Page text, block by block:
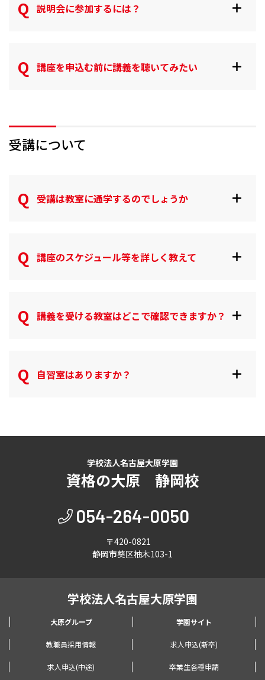
説明会に参加するには？
講座を申込む前に講義を聴いてみたい
受講について
受講は教室に通学するのでしょうか
講座のスケジュール等を詳しく教えて
講義を受ける教室はどこで確認できますか？
自習室はありますか？
学校法人名古屋大原学園
資格の大原 静岡校
054-264-0050
〒420-0821
静岡市葵区柚木103-1
学校法人名古屋大原学園
大原グループ 学園サイト
教職員採用情報 求人申込(新卒)
求人申込(中途) 卒業生各種申請